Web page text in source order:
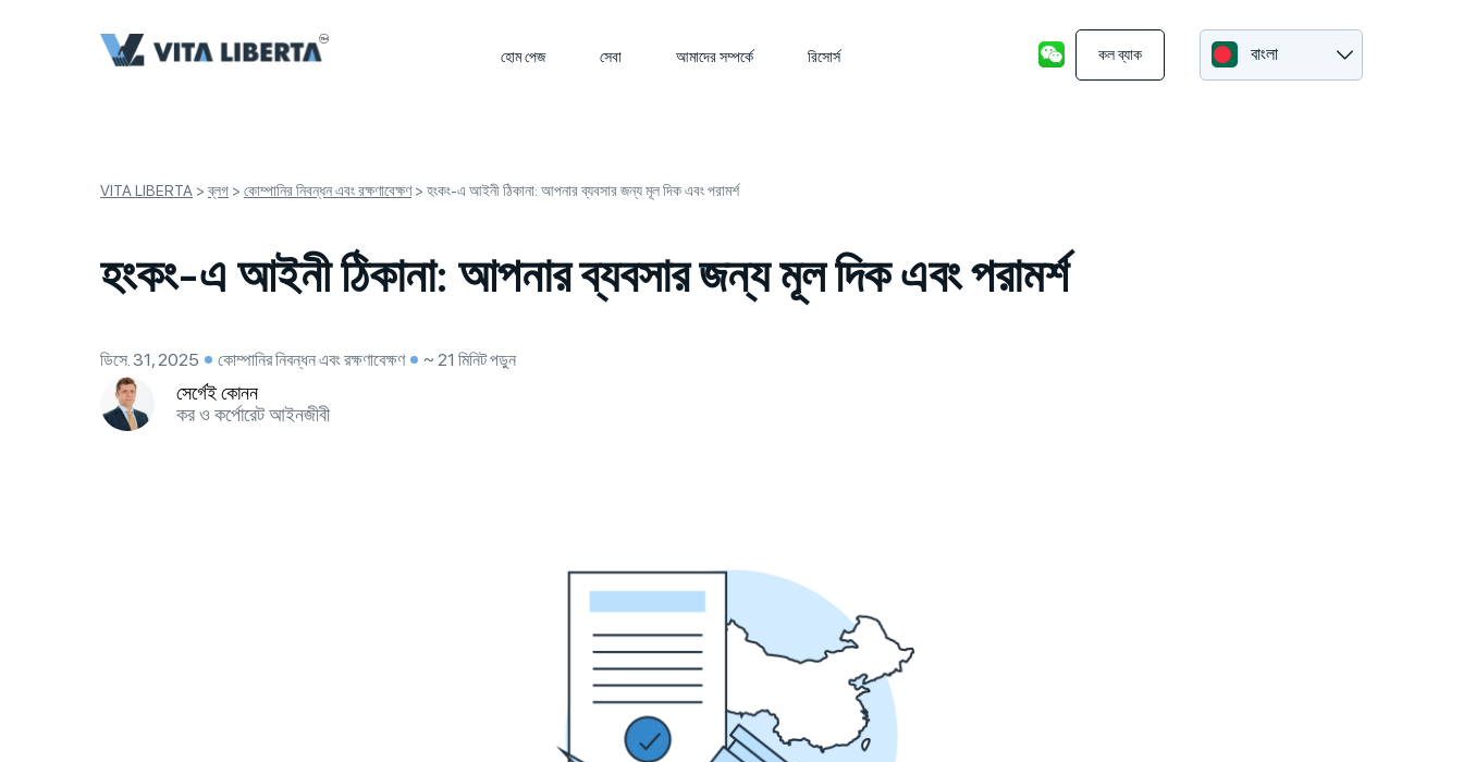
হোম পেজ সেবা আমাদের সম্পর্কে রিসোর্স কল ব্যাক বাংলা
VITA LIBERTA >ব্লগ > কোম্পানির নিবন্ধন এবং রক্ষণাবেক্ষণ> হংকং-এ আইনী ঠিকানা: আপনার ব্যবসার জন্য মূল দিক এবং পরামর্শ
হংকং-এ আইনী ঠিকানা: আপনার ব্যবসার জন্য মূল দিক এবং পরামর্শ
ডিসে. 31, 2025 কোম্পানির নিবন্ধন এবং রক্ষণাবেক্ষণ ~ 21 মিনিট পড়ুন
সের্গেই কোনন
কর ও কর্পোরেট আইনজীবী